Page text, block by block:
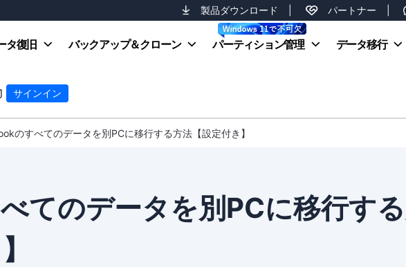
製品ダウンロード パートナー
タ復旧 バックアップ＆クローン パーティション管理 データ移行
サインイン
のすべてのデータを別PCに移行する方法【設定付き】
てのデータを別PCに移行す